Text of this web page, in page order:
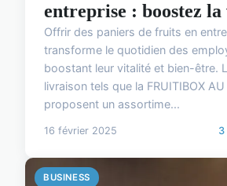
entreprise : boostez
Offrir des paniers de fruits en
transforme le quotidien des
boostant leur vitalité et bien-être.
livraison tels que la FRUITIBOX AU
proposent un assortime...
16 février 2025
BUSINESS